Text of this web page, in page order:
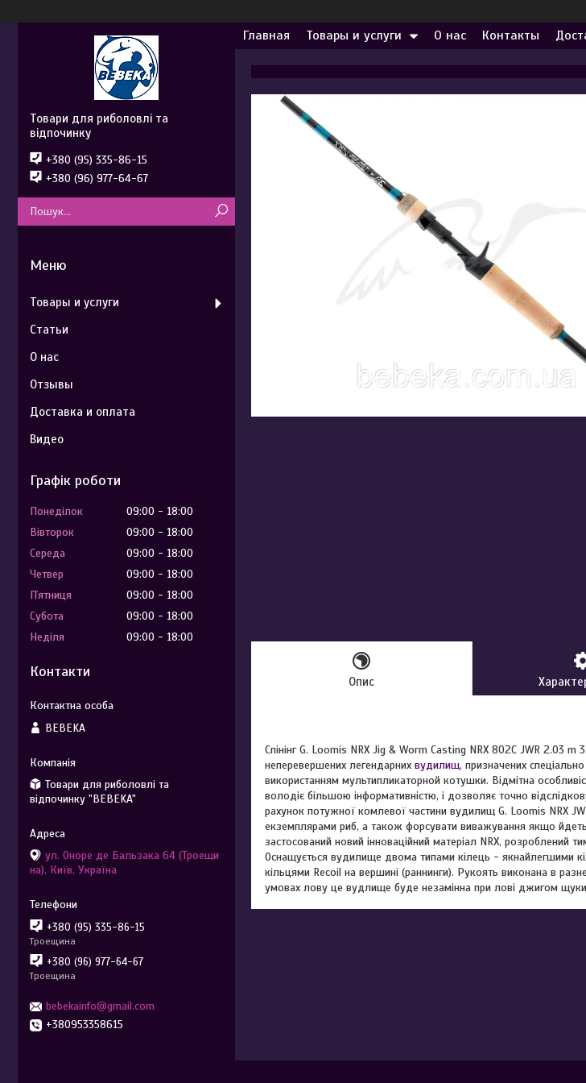
Главная Товары и услуги О нас Контакты
Опис
Спінінг G. Loomis NRX Jig & Worm Casting NRX 802C JWR 2.03
неперевершених легендарних вудилищ, призначених
використанням мультипликаторной котушки. Відмітна
володіє більшою інформативністю, і дозволяє точно
рахунок потужної комлевої частини вудилищ G. Loomis NRX
екземплярами риб, а також форсувати виважування якщо
застосований новий інноваційний матеріал NRX,
Оснащується вудилище двома типами кілець - якнайлегшими
кільцями Recoil на вершині (раннинги). Рукоять виконана в
умовах лову це вудлище буде незамінна при лові джигом щуки
Товари для риболовлі та
відпочинку
+380 (95) 335-86-15
+380 (96) 977-64-67
Товары и услуги
Статьи
О нас
Отзывы
Доставка и оплата
Видео
Графік роботи
Понеділок 09:00
18:00
Вівторок
09:00
18:00
Середа
09:00
18:00
Четвер
09:00
18:00
Пʼятниця
09:00
18:00
Субота
09:00
18:00
Неділя
09:00 18:00
Контакти
BEBEKA
Товари для риболовлі та
відпочинку "BEBEKA"
ул. Оноре де Бальзака 64 (Троещи
на), Київ, Україна
+380 (95) 335-86-15
Троещина
+380 (96) 977-64-67
Троещина
bebekainfo@gmail.com
+380953358615